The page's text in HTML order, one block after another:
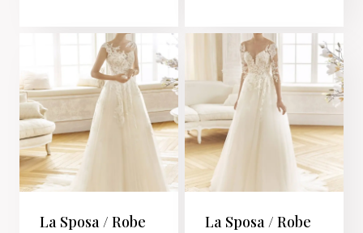
La Sposa / Robe
La Sposa / Robe